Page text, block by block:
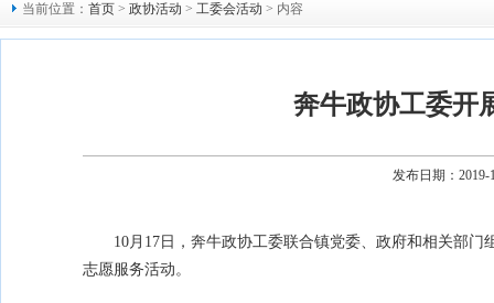
当前位置： 首页 > 政协活动 > 工委会活动 > 内容
奔牛政协工委开
发布日期：
10月17日，奔牛政协工委联合镇党委、政府和相关部
志愿服务活动。